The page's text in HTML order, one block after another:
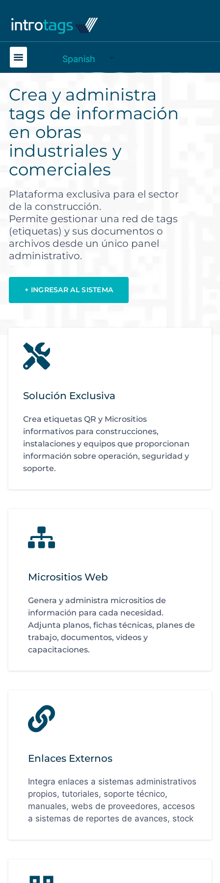
Spanish
Crea y administra
tags de información
en obras
industriales y
comerciales
Plataforma exclusiva para el sector
de la construcción.
Permite gestionar una red de tags
(etiquetas) y sus documentos o
archivos desde un único panel
administrativo.
+ INGRESAR AL SISTEMA
Solución Exclusiva
Crea etiquetas QR y Micrositios
informativos para construcciones,
instalaciones y equipos que proporcionan
información sobre operación, seguridad y
soporte.
Micrositios Web
Genera y administra micrositios de
información para cada necesidad.
Adjunta planos, fichas técnicas, planes de
trabajo, documentos, videos y
capacitaciones.
Enlaces Externos
Integra enlaces a sistemas administrativos
propios, tutoriales, soporte técnico,
manuales, webs de proveedores, accesos
a sistemas de reportes de avances, stock